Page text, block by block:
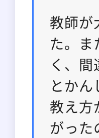
教師が
た。
く、
とか
教え方
がった